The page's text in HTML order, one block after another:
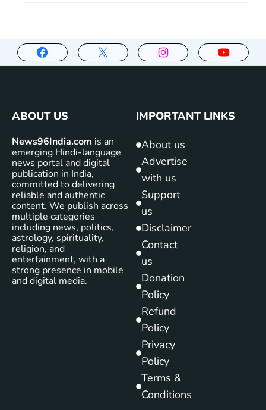
ABOUT US
News96India.com is an
emerging Hindi-language
news portal and digital
publication in India,
committed to delivering
reliable and authentic
content. We publish across
multiple categories
including news, politics,
astrology, spirituality,
religion, and
entertainment, with a
strong presence in mobile
and digital media.
IMPORTANT LINKS
About us
Advertise
with us
Support
us
Disclaimer
Contact
us
Donation
Policy
Refund
Policy
Privacy
Policy
Terms &
Conditions